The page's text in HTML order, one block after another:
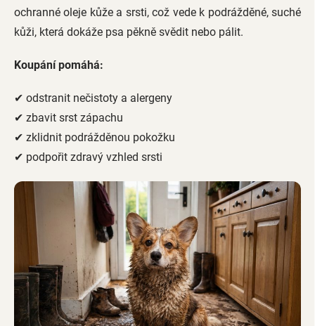
ochranné oleje kůže a srsti, což vede k podrážděné, suché
kůži, která dokáže psa pěkně svědit nebo pálit.
Koupání pomáhá:
✔ odstranit nečistoty a alergeny
✔ zbavit srst zápachu
✔ zklidnit podrážděnou pokožku
✔ podpořit zdravý vzhled srsti